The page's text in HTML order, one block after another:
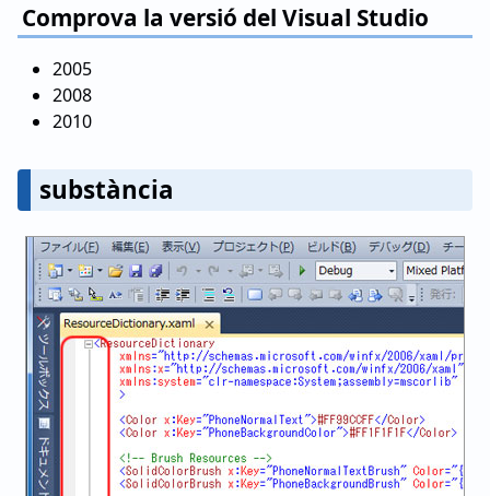
Comprova la versió del Visual Studio
2005
2008
2010
substància